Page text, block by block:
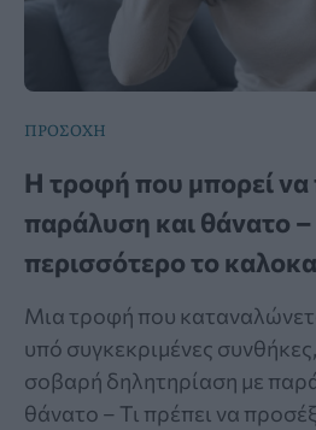
ΠΡΟΣΟΧΗ
Η τροφή που μπορεί να
παράλυση και θάνατο
περισσότερο το
Μια τροφή που
υπό συγκεκριμένες
σοβαρή δηλητηρίαση με
θάνατο – Τι πρέπει να